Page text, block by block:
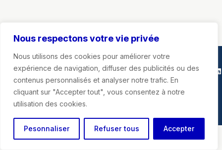
Nous respectons votre vie privée
Nous utilisons des cookies pour améliorer votre
expérience de navigation, diffuser des publicités ou des
contenus personnalisés et analyser notre trafic. En
cliquant sur "Accepter tout", vous consentez à notre
utilisation des cookies.
Pesonnaliser Refuser tous Accepter
Marie-Agnès Poussier-Winsback
Mentions légales